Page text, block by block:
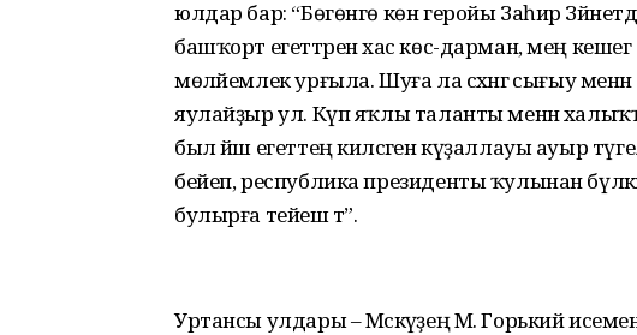
юлдар бар: “Бөгөнгө көн геройы Заһир
башҡорт егеттәренә хас көс-дарман, мең
мөләйемлек урғыла. Шуға ла сәхнәгә сығыу
яулайҙыр ул. Күп яҡлы таланты менән
был йәш егеттең киләсәген күҙаллауы ауыр
бейеп, республика президенты ҡулынан
булырға тейеш тә”.
Уртансы улдары – Мәскәүҙең М. Горький